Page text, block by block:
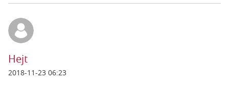
Hejt
2018-11-23 06:23